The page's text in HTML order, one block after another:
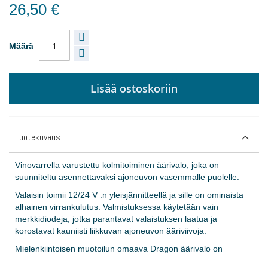
26,50 €
Määrä
Lisää ostoskoriin
Tuotekuvaus
Vinovarrella varustettu kolmitoiminen äärivalo, joka on
suunniteltu asennettavaksi ajoneuvon vasemmalle puolelle.
Valaisin toimii 12/24 V :n yleisjännitteellä ja sille on ominaista
alhainen virrankulutus. Valmistuksessa käytetään vain
merkkidiodeja, jotka parantavat valaistuksen laatua ja
korostavat kauniisti liikkuvan ajoneuvon ääriviivoja.
Mielenkiintoisen muotoilun omaava Dragon äärivalo on